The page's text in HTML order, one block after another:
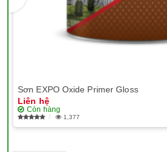
Sơn EXPO Oxide Primer Gloss
Liên hệ
Còn hàng
1,377